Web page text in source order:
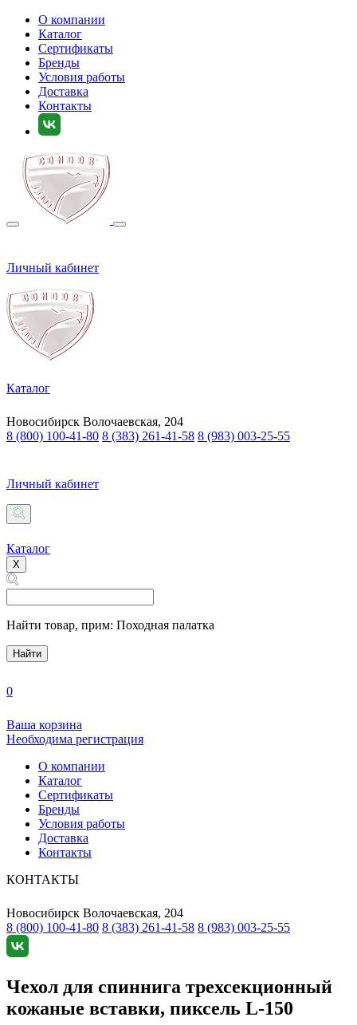
О компании
Каталог
Сертификаты
Бренды
Условия работы
Доставка
Контакты
Личный кабинет
Каталог
Новосибирск Волочаевская, 204
8 (800) 100-41-80 8 (383) 261-41-58 8 (983) 003-25-55
Личный кабинет
Каталог
X
Найти товар, прим: Походная палатка
Найти
0
Ваша корзина
Необходима регистрация
О компании
Каталог
Сертификаты
Бренды
Условия работы
Доставка
Контакты
КОНТАКТЫ
Новосибирск Волочаевская, 204
8 (800) 100-41-80 8 (383) 261-41-58 8 (983) 003-25-55
Чехол для спиннига трехсекционный
кожаные вставки, пиксель L-150